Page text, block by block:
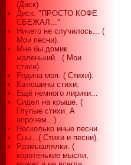
(Диск)
Диск: "ПРОСТО КОФЕ
СБЕЖАЛ..."
Ничего не случилось... (
Мои песни).
Мне бы домик
маленький...( Мои
стихи).
Родина моя. ( Стихи).
Катюшины стихи.
Ещё немного лирики...
Сидел на крыше. (
Глупые стихи. А
впрочем...)
Несколько иные песни.
Сны...( Стихи и песни).
Размышлялки. (
коротенькие мысли,